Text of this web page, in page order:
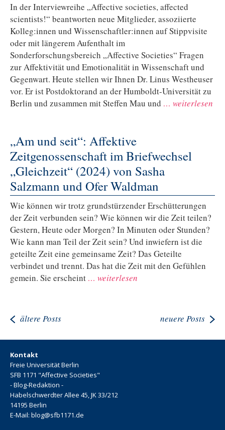
In der Interviewreihe „Affective societies, affected
scientists!“ beantworten neue Mitglieder, assoziierte
Kolleg:innen und Wissenschaftler:innen auf Stippvisite
oder mit längerem Aufenthalt im
Sonderforschungsbereich „Affective Societies“ Fragen
zur Affektivität und Emotionalität in Wissenschaft und
Gegenwart. Heute stellen wir Ihnen Dr. Linus Westheuser
vor. Er ist Postdoktorand an der Humboldt-Universität zu
Berlin und zusammen mit Steffen Mau und … weiterlesen
„Am und seit“: Affektive
Zeitgenossenschaft im Briefwechsel
„Gleichzeit“ (2024) von Sasha
Salzmann und Ofer Waldman
Wie können wir trotz grundstürzender Erschütterungen
der Zeit verbunden sein? Wie können wir die Zeit teilen?
Gestern, Heute oder Morgen? In Minuten oder Stunden?
Wie kann man Teil der Zeit sein? Und inwiefern ist die
geteilte Zeit eine gemeinsame Zeit? Das Geteilte
verbindet und trennt. Das hat die Zeit mit den Gefühlen
gemein. Sie erscheint … weiterlesen
ältere Posts neuere Posts
Kontakt
Freie Universität Berlin
SFB 1171 "Affective Societies"
- Blog-Redaktion -
Habelschwerdter Allee 45, JK 33/212
14195 Berlin
E-Mail: blog@sfb1171.de